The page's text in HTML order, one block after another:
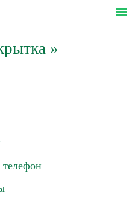
menu
»